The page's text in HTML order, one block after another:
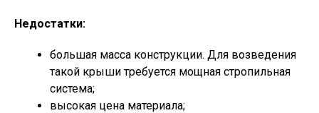
Недостатки:
большая масса конструкции. Для возведения
такой крыши требуется мощная стропильная
система;
высокая цена материала;